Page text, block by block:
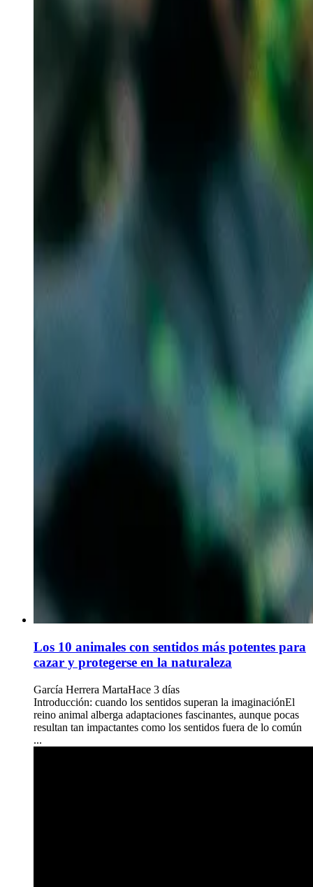
Los 10 animales con sentidos más potentes para
cazar y protegerse en la naturaleza
García Herrera MartaHace 3 días
Introducción: cuando los sentidos superan la imaginaciónEl
reino animal alberga adaptaciones fascinantes, aunque pocas
resultan tan impactantes como los sentidos fuera de lo común
...